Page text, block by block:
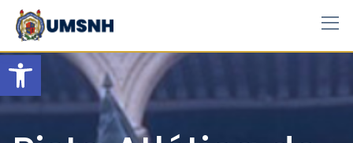
Open toolbar
Skip
content